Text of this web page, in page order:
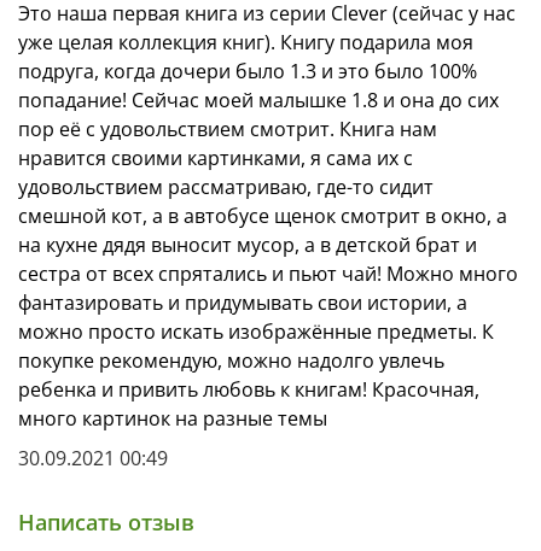
Это наша первая книга из серии Clever (сейчас у нас
уже целая коллекция книг). Книгу подарила моя
подруга, когда дочери было 1.3 и это было 100%
попадание! Сейчас моей малышке 1.8 и она до сих
пор её с удовольствием смотрит. Книга нам
нравится своими картинками, я сама их с
удовольствием рассматриваю, где-то сидит
смешной кот, а в автобусе щенок смотрит в окно, а
на кухне дядя выносит мусор, а в детской брат и
сестра от всех спрятались и пьют чай! Можно много
фантазировать и придумывать свои истории, а
можно просто искать изображённые предметы. К
покупке рекомендую, можно надолго увлечь
ребенка и привить любовь к книгам! Красочная,
много картинок на разные темы
30.09.2021 00:49
Написать отзыв